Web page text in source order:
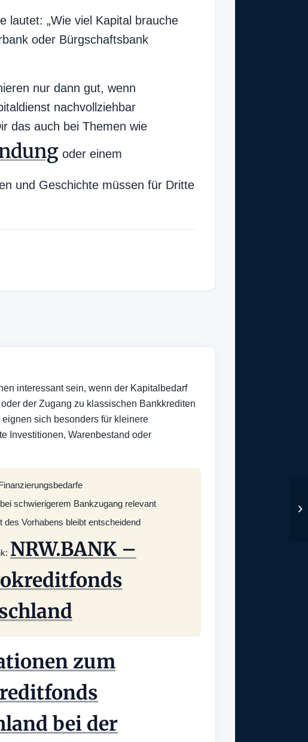
lautet: „Wie viel Kapital brauche
oder Bürgschaftsbank
nur dann gut, wenn
nachvollziehbar
das auch bei Themen wie
oder einem
und Geschichte müssen für Dritte
interessant sein, wenn der Kapitalbedarf
der Zugang zu klassischen Bankkrediten
sich besonders für kleinere
Investitionen, Warenbestand oder
schwierigerem Bankzugang relevant
des Vorhabens bleibt entscheidend
NRW.BANK –
zum
bei der